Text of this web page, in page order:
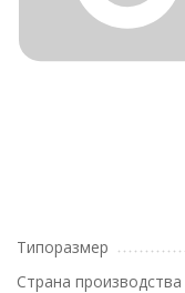
Типоразмер
Страна производства